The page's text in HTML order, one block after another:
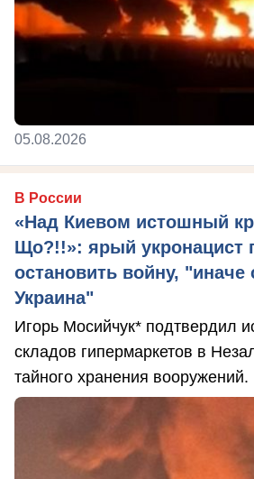
05.08.2026
В России
«Над Киевом истошный
Що?!!»: ярый укронацист
остановить войну, "иначе
Украина"
Игорь Мосийчук* подтвердил
складов гипермаркетов в
тайного хранения вооружений.